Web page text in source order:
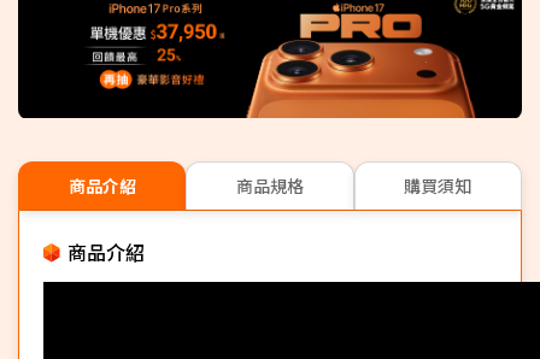
商品介紹 商品規格 購買須知
商品介紹